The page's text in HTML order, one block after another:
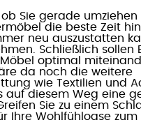
Sie gerade
die beste Zeit
neu auszustatten
Schließlich sollen
optimal
da noch die weitere
wie Textilien und
auf diesem Weg eine
Sie zu einem
Ihre Wohlfühloase zum